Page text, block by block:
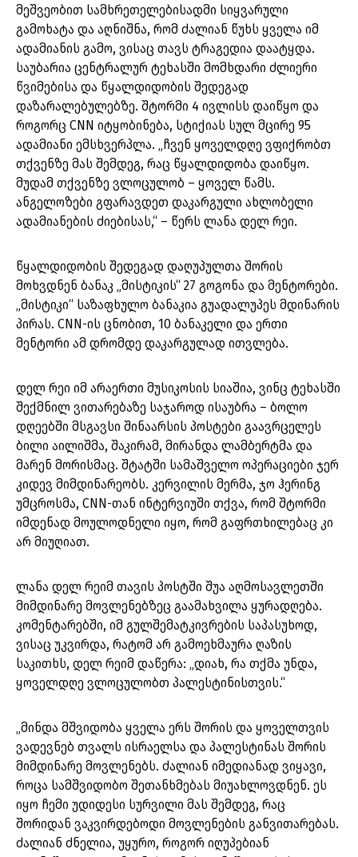
მეშვეობით სამხრეთელებისადმი სიყვარული
გამოხატა და აღნიშნა, რომ ძალიან წუხს ყველა იმ
ადამიანის გამო, ვისაც თავს ტრაგედია დაატყდა.
საუბარია ცენტრალურ ტეხასში მომხდარი ძლიერი
წვიმებისა და წყალდიდობის შედეგად
დაზარალებულებზე. შტორმი 4 ივლისს დაიწყო და
როგორც CNN იტყობინება, სტიქიას სულ მცირე 95
ადამიანი ემსხვერპლა. „ჩვენ ყოველდღე ვფიქრობთ
თქვენზე მას შემდეგ, რაც წყალდიდობა დაიწყო.
მუდამ თქვენზე ვლოცულობ – ყოველ წამს.
ანგელოზები გფარავდეთ დაკარგული ახლობელი
ადამიანების ძიებისას,“ – წერს ლანა დელ რეი.
წყალდიდობის შედეგად დაღუპულთა შორის
მოხვდნენ ბანაკ „მისტიკის“ 27 გოგონა და მენტორები.
„მისტიკი“ საზაფხულო ბანაკია გუადალუპეს მდინარის
პირას. CNN-ის ცნობით, 10 ბანაკელი და ერთი
მენტორი ამ დრომდე დაკარგულად ითვლება.
დელ რეი იმ არაერთი მუსიკოსის სიაშია, ვინც ტეხასში
შექმნილ ვითარებაზე საჯაროდ ისაუბრა – ბოლო
დღეებში მსგავსი შინაარსის პოსტები გაავრცელეს
ბილი აილიშმა, შაკირამ, მირანდა ლამბერტმა და
მარენ მორისმაც. შტატში სამაშველო ოპერაციები ჯერ
კიდევ მიმდინარეობს. კერვილის მერმა, ჯო ჰერინგ
უმცროსმა, CNN-თან ინტერვიუში თქვა, რომ შტორმი
იმდენად მოულოდნელი იყო, რომ გაფრთხილებაც კი
არ მიუღიათ.
ლანა დელ რეიმ თავის პოსტში შუა აღმოსავლეთში
მიმდინარე მოვლენებზეც გაამახვილა ყურადღება.
კომენტარებში, იმ გულშემატკივრების საპასუხოდ,
ვისაც უკვირდა, რატომ არ გამოეხმაურა ღაზის
საკითხს, დელ რეიმ დაწერა: „დიახ, რა თქმა უნდა,
ყოველდღე ვლოცულობთ პალესტინისთვის.“
„მინდა მშვიდობა ყველა ერს შორის და ყოველთვის
ვადევნებ თვალს ისრაელსა და პალესტინას შორის
მიმდინარე მოვლენებს. ძალიან იმედიანად ვიყავი,
როცა სამშვიდობო შეთანხმებას მიუახლოვდნენ. ეს
იყო ჩემი უდიდესი სურვილი მას შემდეგ, რაც
შორიდან ვაკვირდებოდი მოვლენების განვითარებას.
ძალიან ძნელია, უყურო, როგორ იღუპებიან